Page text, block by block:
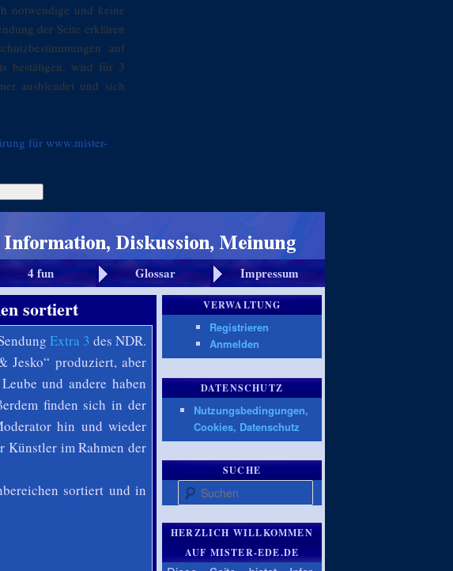
notwendige und keine
der Seite erklären
auf
bestätigen, wird für 3
ausblendet und sich
für www.mister-
4 fun Glossar
Impressum
sortiert
Extra 3 des NDR.
Jesko“ produziert, aber
und andere haben
finden sich in der
hin und wieder
Künstler im Rahmen der
sortiert und in
VERWALTUNG
Registrieren
Anmelden
DATENSCHUTZ
Nutzungsbedingungen,
Cookies, Datenschutz
SUCHE
Suchen
HERZLICH WILLKOMMEN
AUF MISTER-EDE.DE